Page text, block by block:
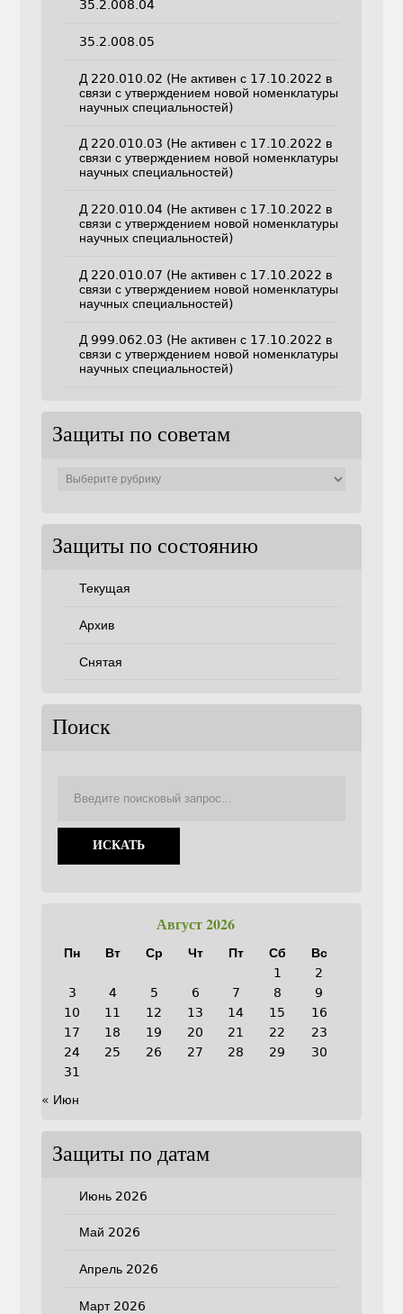
35.2.008.04
35.2.008.05
Д 220.010.02 (Не активен с 17.10.2022 в
связи с утверждением новой номенклатуры
научных специальностей)
Д 220.010.03 (Не активен с 17.10.2022 в
связи с утверждением новой номенклатуры
научных специальностей)
Д 220.010.04 (Не активен с 17.10.2022 в
связи с утверждением новой номенклатуры
научных специальностей)
Д 220.010.07 (Не активен с 17.10.2022 в
связи с утверждением новой номенклатуры
научных специальностей)
Д 999.062.03 (Не активен с 17.10.2022 в
связи с утверждением новой номенклатуры
научных специальностей)
Защиты по советам
Защиты по состоянию
Текущая
Архив
Снятая
Поиск
Август 2026
Пн Вт Ср Чт Пт Сб
Вс
1
2
3
4 5 6 7 8
9
10
11 12 13 14 15
16
17
18 19 20 21 22
23
24
25 26 27 28 29
30
31
« Июн
Защиты по датам
Июнь 2026
Май 2026
Апрель 2026
Март 2026